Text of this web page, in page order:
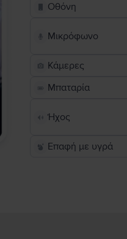
Οθόνη
Μικρόφωνο
Κάμερες
Μπαταρία
Ήχος
Επαφή με υγρά